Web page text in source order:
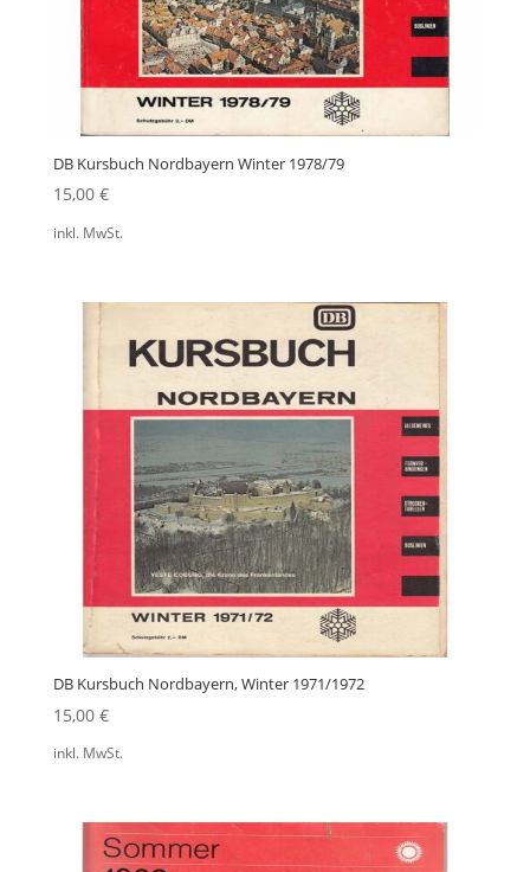
DB Kursbuch Nordbayern Winter 1978/79
15,00 €
inkl. MwSt.
DB Kursbuch Nordbayern, Winter 1971/1972
15,00 €
inkl. MwSt.